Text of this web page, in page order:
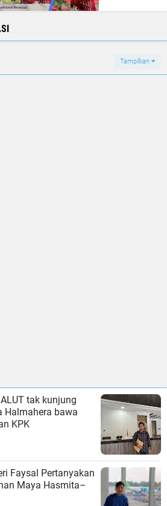
Tampilkan
tak kunjung
Halmahera bawa
KPK
Faysal Pertanyakan
Maya Hasmita–